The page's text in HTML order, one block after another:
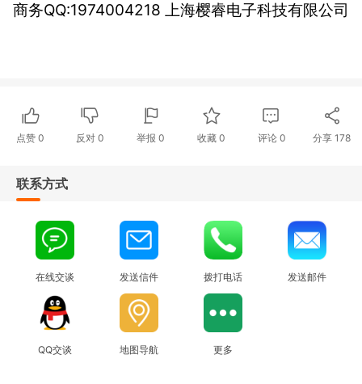
商务QQ:1974004218 上海樱睿电子科技有限公司
点赞 0 反对0 举报 0 收藏 0 评论 0 分享178
联系方式
在线交谈 发送信件 拨打电话 发送邮件
QQ交谈 地图导航 更多